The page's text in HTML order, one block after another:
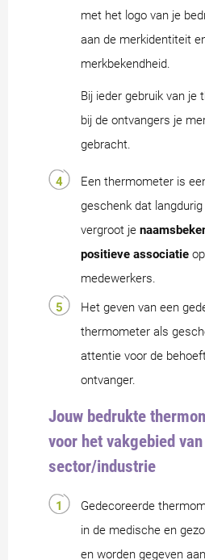
met het logo van je
aan de merkidentiteit
merkbekendheid.
Bij ieder gebruik van je
bij de ontvangers je
gebracht.
Een thermometer is
geschenk dat
vergroot je
positieve associatie
medewerkers.
Het geven van een
thermometer als
attentie voor de
ontvanger.
Jouw bedrukte
voor het vakgebied
sector/industrie
Gedecoreerde
in de medische en
en worden gegeven